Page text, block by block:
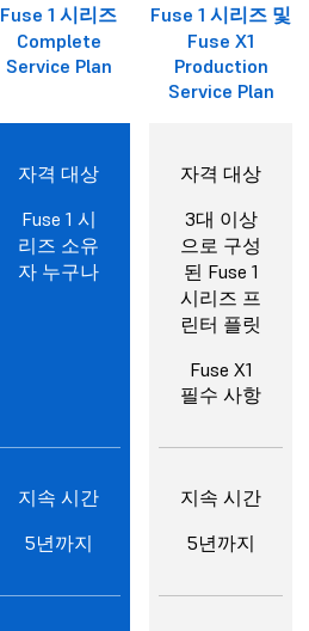
Fuse 1 시리즈
Complete
Service Plan
자격 대상
Fuse 1 시
리즈 소유
자 누구나
지속 시간
5년까지
Fuse 1 시리즈 및
Fuse X1
Production
Service Plan
자격 대상
3대 이상
으로 구성
된 Fuse 1
시리즈 프
린터 플릿
Fuse X1
필수 사항
지속 시간
5년까지